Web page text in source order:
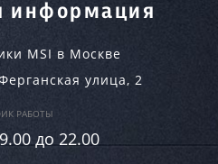
информация
MSI в Москве
улица, 2
РАБОТЫ
до 22.00